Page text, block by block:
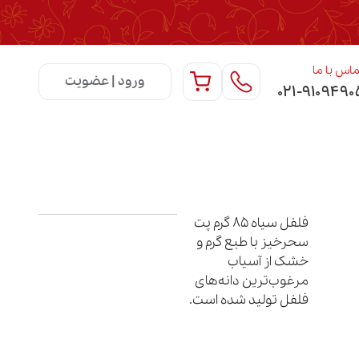
با ما
۹۱۰۹۴۹۰۵ ورود | عضویت
فلفل سیاه ۸۵ گرم پت
سحرخیز با طبع گرم و
خشک از آسیاب
مرغوب‌ترین دانه‌های
فلفل تولید شده است.